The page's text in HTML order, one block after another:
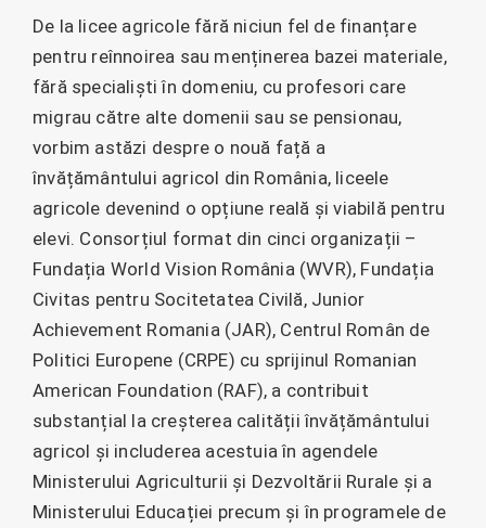
De la licee agricole fără niciun fel de finanțare
pentru reînnoirea sau menținerea bazei materiale,
fără specialiști în domeniu, cu profesori care
migrau către alte domenii sau se pensionau,
vorbim astăzi despre o nouă față a
învățământului agricol din România, liceele
agricole devenind o opțiune reală și viabilă pentru
elevi. Consorțiul format din cinci organizații –
Fundația World Vision România (WVR), Fundația
Civitas pentru Socitetatea Civilă, Junior
Achievement Romania (JAR), Centrul Român de
Politici Europene (CRPE) cu sprijinul Romanian
American Foundation (RAF), a contribuit
substanțial la creșterea calității învățământului
agricol și includerea acestuia în agendele
Ministerului Agriculturii și Dezvoltării Rurale și a
Ministerului Educației precum și în programele de